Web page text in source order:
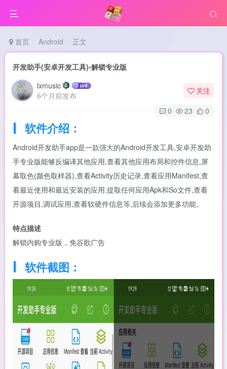
首页 Android 正文
开发助手(安卓开发工具)-解锁专业版
lxmusic
6个月前发布
关注
0
23 0
软件介绍：
Android开发助手app是一款强大的Android开发工具,安卓开发助
手专业版能够反编译其他应用,查看其他应用布局和控件信息,屏
幕取色(颜色取样器),查看Activity历史记录,查看应用Manifest,查
看最近使用和最近安装的应用,提取任何应用Apk和So文件,查看
开源项目,调试应用,查看软硬件信息等,后续会添加更多功能。
特点描述
解锁内购专业版，免谷歌广告
软件截图：